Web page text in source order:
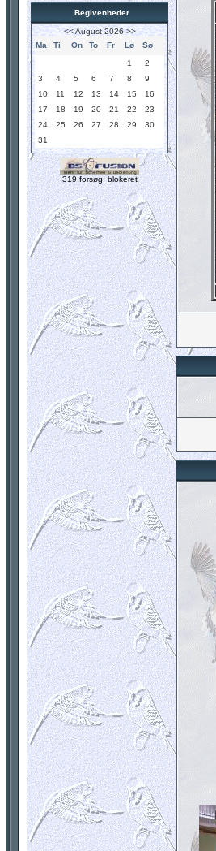
Begivenheder
<< August 2026 >>
Ma
Ti On To Fr Lø
Sø
1
2
3
4 5 6 7 8
9
10
11 12 13 14 15
16
17
18 19 20 21 22
23
24
25 26 27 28 29
30
31
319 forsøg, blokeret